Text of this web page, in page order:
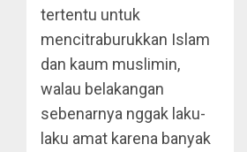
tertentu untuk
mencitraburukkan Islam
dan kaum muslimin,
walau belakangan
sebenarnya nggak laku-
laku amat karena banyak